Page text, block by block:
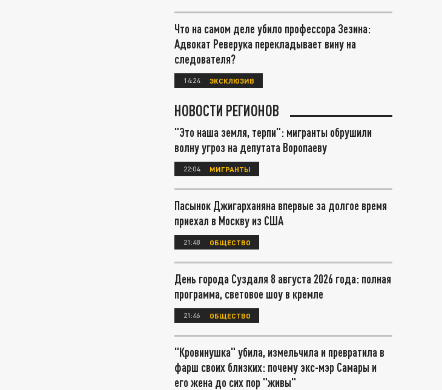
Что на самом деле убило профессора Зезина:
Адвокат Реверука перекладывает вину на
следователя?
14:24 ЭКСКЛЮЗИВ
НОВОСТИ РЕГИОНОВ
"Это наша земля, терпи": мигранты обрушили
волну угроз на депутата Воропаеву
22:04 МИГРАНТЫ
Пасынок Джигарханяна впервые за долгое время
приехал в Москву из США
21:48 ОБЩЕСТВО
День города Суздаля 8 августа 2026 года: полная
программа, световое шоу в кремле
21:46 ОБЩЕСТВО
"Кровинушка" убила, измельчила и превратила в
фарш своих близких: почему экс-мэр Самары и
его жена до сих пор "живы"